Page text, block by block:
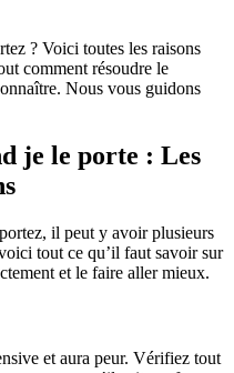
? Voici toutes les raisons
comment résoudre le
Nous vous guidons
je le porte : Les
il peut y avoir plusieurs
tout ce qu’il faut savoir sur
et le faire aller mieux.
et aura peur. Vérifiez tout